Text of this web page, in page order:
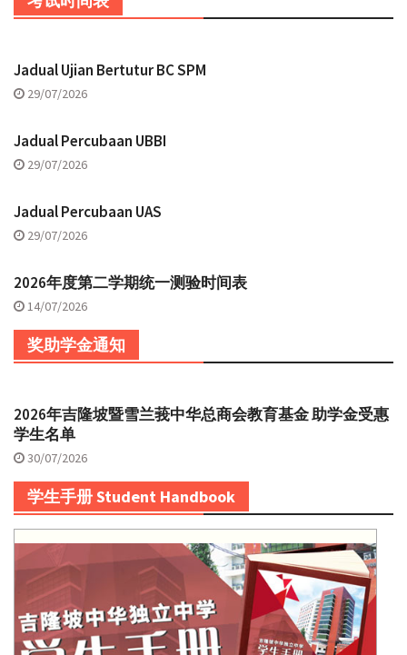
Jadual Ujian Bertutur BC SPM
29/07/2026
Jadual Percubaan UBBI
29/07/2026
Jadual Percubaan UAS
29/07/2026
2026年度第二学期统一测验时间表
14/07/2026
奖助学金通知
2026年吉隆坡暨雪兰莪中华总商会教育基金 助学金受惠
学生名单
30/07/2026
学生手册 Student Handbook